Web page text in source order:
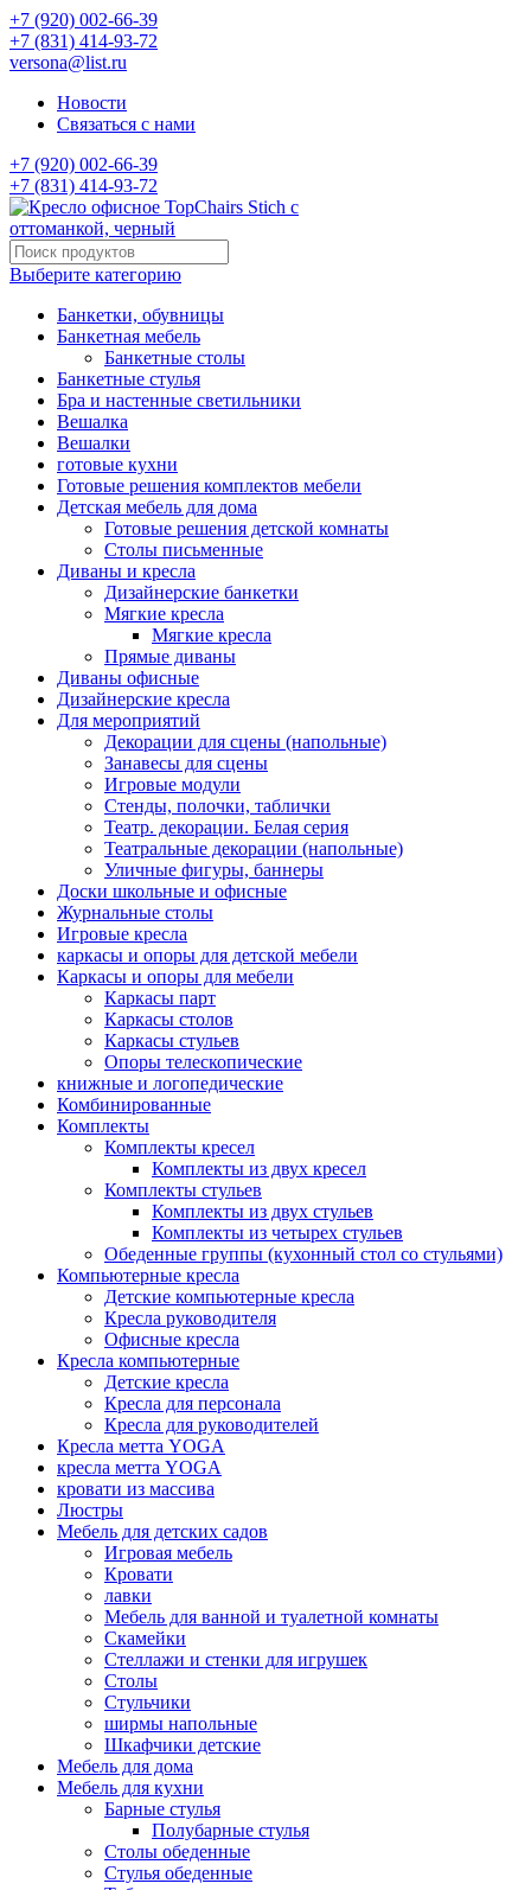
+7 (920) 002-66-39
+7 (831) 414-93-72
versona@list.ru
Новости
Связаться с нами
+7 (920) 002-66-39
+7 (831) 414-93-72
Выберите категорию
Банкетки, обувницы
Банкетная мебель
Банкетные столы
Банкетные стулья
Бра и настенные светильники
Вешалка
Вешалки
готовые кухни
Готовые решения комплектов мебели
Детская мебель для дома
Готовые решения детской комнаты
Столы письменные
Диваны и кресла
Дизайнерские банкетки
Мягкие кресла
Мягкие кресла
Прямые диваны
Диваны офисные
Дизайнерские кресла
Для мероприятий
Декорации для сцены (напольные)
Занавесы для сцены
Игровые модули
Стенды, полочки, таблички
Театр. декорации. Белая серия
Театральные декорации (напольные)
Уличные фигуры, баннеры
Доски школьные и офисные
Журнальные столы
Игровые кресла
каркасы и опоры для детской мебели
Каркасы и опоры для мебели
Каркасы парт
Каркасы столов
Каркасы стульев
Опоры телескопические
книжные и логопедические
Комбинированные
Комплекты
Комплекты кресел
Комплекты из двух кресел
Комплекты стульев
Комплекты из двух стульев
Комплекты из четырех стульев
Обеденные группы (кухонный стол со стульями)
Компьютерные кресла
Детские компьютерные кресла
Кресла руководителя
Офисные кресла
Кресла компьютерные
Детские кресла
Кресла для персонала
Кресла для руководителей
Кресла метта YOGA
кресла метта YOGA
кровати из массива
Люстры
Мебель для детских садов
Игровая мебель
Кровати
лавки
Мебель для ванной и туалетной комнаты
Скамейки
Стеллажи и стенки для игрушек
Столы
Стульчики
ширмы напольные
Шкафчики детские
Мебель для дома
Мебель для кухни
Барные стулья
Полубарные стулья
Столы обеденные
Стулья обеденные